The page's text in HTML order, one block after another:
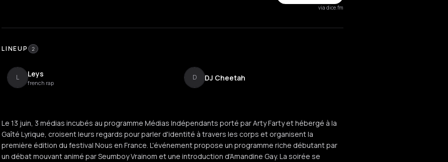
via dice.fm
LINEUP 2
L Leys
french rap
D DJ Cheetah
Le 13 juin, 3 médias incubés au programme Médias Indépendants porté par Arty Farty et hébergé à la
Gaîté Lyrique, croisent leurs regards pour parler d'identité à travers les corps et organisent la
première édition du festival Nous en France. L'événement propose un programme riche débutant par
un débat mouvant animé par Seumboy Vrainom et une introduction d'Amandine Gay. La soirée se